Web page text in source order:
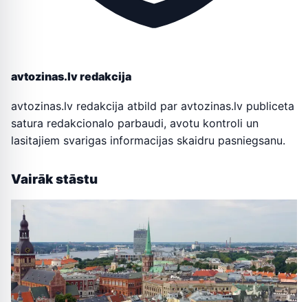
avtozinas.lv redakcija
avtozinas.lv redakcija atbild par avtozinas.lv publiceta
satura redakcionalo parbaudi, avotu kontroli un
lasitajiem svarigas informacijas skaidru pasniegsanu.
Vairāk stāstu